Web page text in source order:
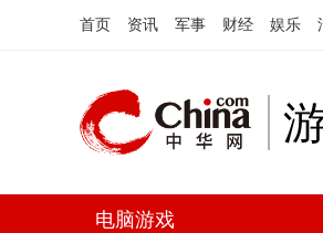
首页 资讯 军事 财经 娱乐
电脑游戏